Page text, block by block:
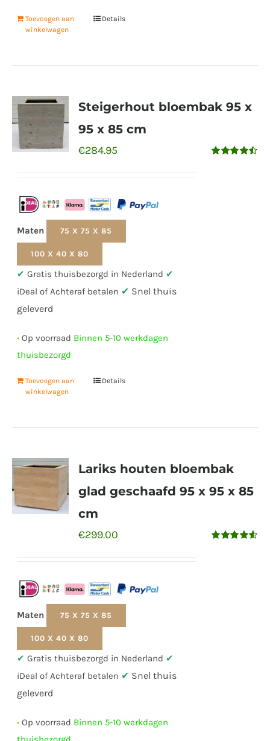
Toevoegen aan
winkelwagen
Details
Steigerhout bloembak 95 x
95 x 85 cm
€284.95
Maten 75 X 75 X 85
100 X 40 X 80
✔ Gratis thuisbezorgd in Nederland ✔
iDeal of Achteraf betalen ✔ Snel thuis
geleverd
• Op voorraad Binnen 5-10 werkdagen
thuisbezorgd
Toevoegen aan
winkelwagen
Details
Lariks houten bloembak
glad geschaafd 95 x 95 x 85
cm
€299.00
Maten 75 X 75 X 85
100 X 40 X 80
✔ Gratis thuisbezorgd in Nederland ✔
iDeal of Achteraf betalen ✔ Snel thuis
geleverd
• Op voorraad Binnen 5-10 werkdagen